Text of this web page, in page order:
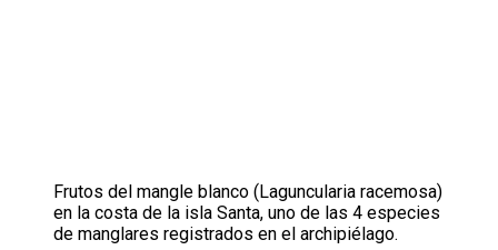
Frutos del mangle blanco (Laguncularia racemosa)
en la costa de la isla Santa, uno de las 4 especies
de manglares registrados en el archipiélago.